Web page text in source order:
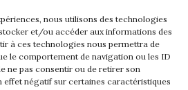
nous utilisons des technologies
et/ou accéder aux informations des
à ces technologies nous permettra de
le comportement de navigation ou les ID
ne pas consentir ou de retirer son
effet négatif sur certaines caractéristiques
–
!